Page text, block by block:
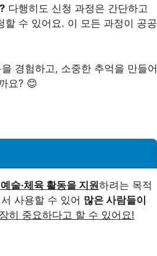
다행히도 신청 과정은 간단하고
수 있어요. 이 모든 과정이 공공
경험하고, 소중한 추억을 만들어
요? 😊
술·체육 활동을 지원하려는 목적
사용할 수 있어 많은 사람들이
히 중요하다고 할 수 있어요!